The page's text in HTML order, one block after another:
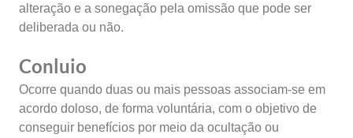
alteração e a sonegação pela omissão que pode ser
deliberada ou não.
Conluio
Ocorre quando duas ou mais pessoas associam-se em
acordo doloso, de forma voluntária, com o objetivo de
conseguir benefícios por meio da ocultação ou